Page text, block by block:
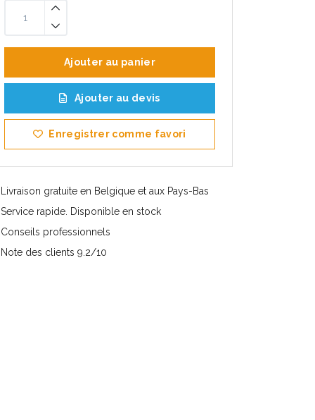
Ajouter au panier
Ajouter au devis
Enregistrer comme favori
Livraison gratuite en Belgique et aux Pays-Bas
Service rapide. Disponible en stock
Conseils professionnels
Note des clients 9.2/10